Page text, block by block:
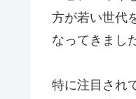
方が若い世代
なってきまし
特に注目され